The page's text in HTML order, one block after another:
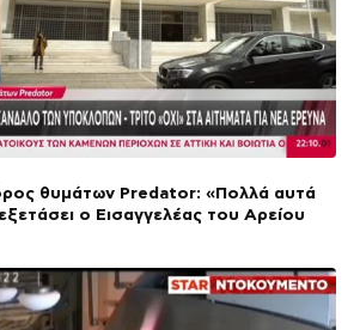
θυμάτων Predator: «Πολλά αυτά
ο Εισαγγελέας του Αρείου